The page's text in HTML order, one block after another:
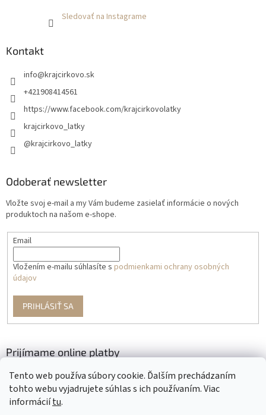
Tento web používa súbory cookie. Ďalším prechádzaním
tohto webu vyjadrujete súhlas s ich používaním. Viac
informáciítu.
Sledovať na Instagrame
Kontakt
info@krajcirkovo.sk
+421908414561
https://www.facebook.com/krajcirkovolatky
krajcirkovo_latky
@krajcirkovo_latky
Odoberať newsletter
Vložte svoj e-mail a my Vám budeme zasielať informácie o nových
produktoch na našom e-shope.
Email
Vložením e-mailu súhlasíte s podmienkami ochrany osobných
údajov
PRIHLÁSIŤ SA
Prijímame online platby